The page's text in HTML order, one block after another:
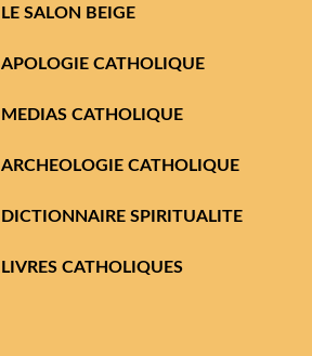
LE SALON BEIGE
APOLOGIE CATHOLIQUE
MEDIAS CATHOLIQUE
ARCHEOLOGIE CATHOLIQUE
DICTIONNAIRE SPIRITUALITE
LIVRES CATHOLIQUES